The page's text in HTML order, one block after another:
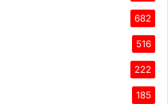
682
516
222
185